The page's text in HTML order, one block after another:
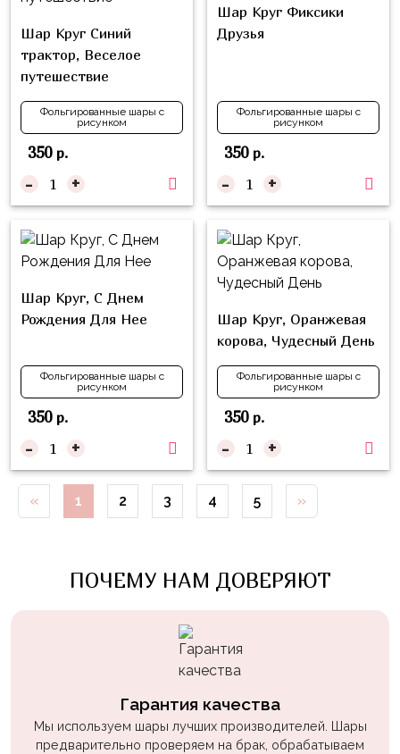
Шар Круг Синий
трактор, Веселое
путешествие
Фольгированные шары с
рисунком
350р.
- +
Шар Круг Фиксики
Друзья
Фольгированные шары с
рисунком
350р.
- +
Шар Круг, С Днем
Рождения Для Нее
Фольгированные шары с
рисунком
350р.
- +
Шар Круг, Оранжевая
корова, Чудесный День
Фольгированные шары с
рисунком
350р.
- +
« 1 2 3 4 5 »
ПОЧЕМУ НАМ ДОВЕРЯЮТ
Гарантия качества
Мы используем шары лучших производителей. Шары
предварительно проверяем на брак, обрабатываем
Куклы
ЛОЛ
Для
Него
Для
Неё
Транспорт
Техника
Животные
Звёздные
Войны
Уэнсдэй
Трансформеры
Фрукты
Девочкам